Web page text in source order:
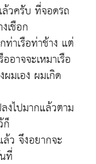
วครับ ที่จอดรถ
เชือก
ท่าเรือท่าช้าง แต่
อาจจะเหมาเรือ
มเอง ผมเกิด
งไปมากแล้วตาม
ก็
ว จึงอยากจะ
ที่